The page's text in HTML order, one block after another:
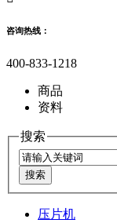
咨询热线：
400-833-1218
商品
资料
搜索
压片机